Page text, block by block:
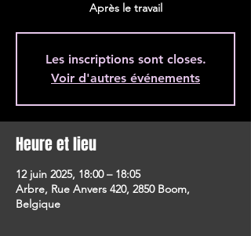
Après le travail
Les inscriptions sont closes.
Voir d'autres événements
Heure et lieu
12 juin 2025, 18:00 – 18:05
Arbre, Rue Anvers 420, 2850 Boom,
Belgique